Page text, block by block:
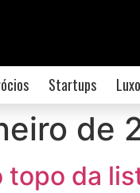
Startups Luxo
de
topo da